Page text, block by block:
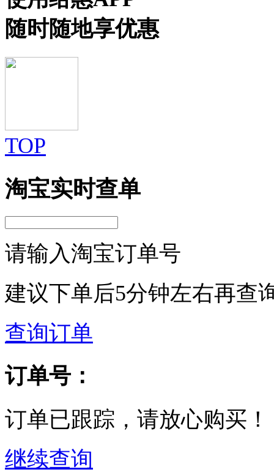
随时随地享优惠
TOP
淘宝实时查单
请输入淘宝订单号
建议下单后5分钟左右再查
查询订单
订单号：
订单已跟踪，请放心购买！
继续查询